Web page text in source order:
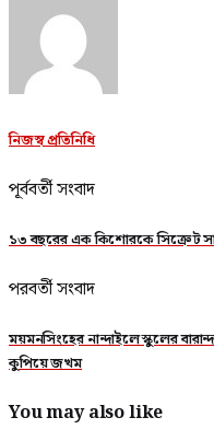
নিজস্ব প্রতিনিধি
পূর্ববর্তী সংবাদ
১৩ বছরের এক কিশোরকে সিক্রেট
পরবর্তী সংবাদ
ময়মনসিংহের নান্দাইলে স্কুলের
কুপিয়ে জখম
You may also like